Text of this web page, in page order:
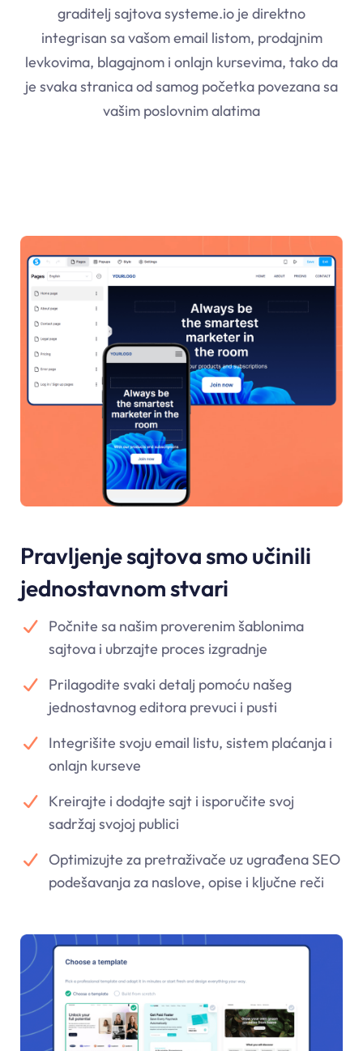
graditelj sajtovasysteme.io je direktno
integrisan sa vašom email listom, prodajnim
levkovima, blagajnom i onlajn kursevima, tako da
je svaka stranica od samog početka povezana sa
vašim poslovnim alatima
Pravljenje sajtova smo učinili
jednostavnom stvari
Počnite sa našim proverenim šablonima
sajtova i ubrzajte proces izgradnje
Prilagodite svaki detalj pomoću našeg
jednostavnog editora prevuci i pusti
Integrišite svoju email listu, sistem plaćanja i
onlajn kurseve
Kreirajte i dodajte sajt i isporučite svoj
sadržaj svojoj publici
Optimizujte za pretraživače uz ugrađena SEO
podešavanja za naslove, opise i ključne reči